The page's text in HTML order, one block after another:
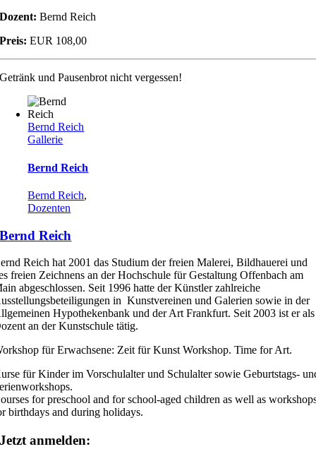
Dozent: Bernd Reich
Preis: EUR 108,00
Getränk und Pausenbrot nicht vergessen!
Bernd Reich
Gallerie
Bernd Reich
Bernd Reich,
Dozenten
Bernd Reich
Reich hat 2001 das Studium der freien Malerei, Bildhauerei und
freien Zeichnens an der Hochschule für Gestaltung Offenbach am
abgeschlossen. Seit 1996 hatte der Künstler zahlreiche
in Kunstvereinen und Galerien sowie in der
Hypothekenbank und der Art Frankfurt. Seit 2003 ist er als
an der Kunstschule tätig.
für Erwachsene: Zeit für Kunst Workshop. Time for Art.
für Kinder im Vorschulalter und Schulalter sowie Geburtstags-
for preschool and for school-aged children as well as
birthdays and during holidays.
Jetzt anmelden: